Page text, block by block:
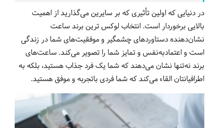
در دنیایی که اولین تأثیری که بر سایرین می‌گذارید از اهمیت
بالایی برخوردار است. انتخاب لوکس ترین برند ساعت
نشان‌دهنده دستاوردهای چشمگیر و موفقیت‌های شما در زندگی
است و اعتمادبه‌نفس و تمایز شما را تصویر می‌کند. ساعت‌های
برند نه‌تنها نشان می‌دهند که شما یک فرد جذاب هستید، بلکه به
اطرافیانتان القاء می‌کند که شما فردی باتجربه و موفق هستید.